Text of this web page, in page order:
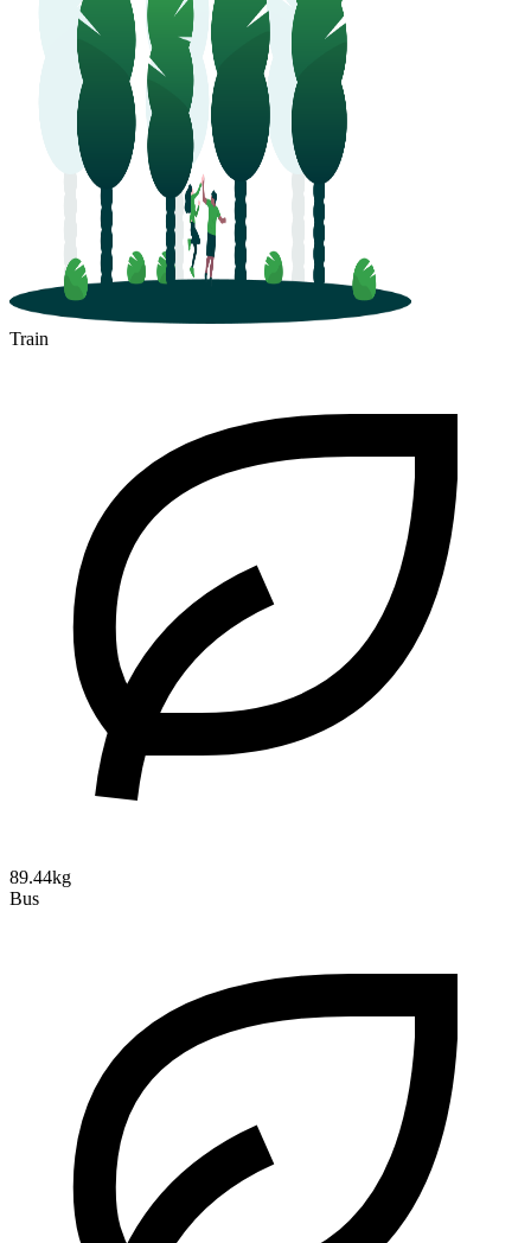
Train
89.44kg
Bus